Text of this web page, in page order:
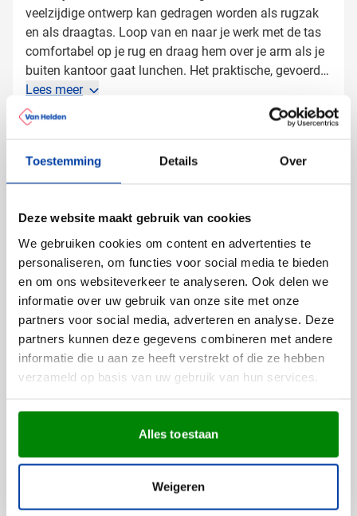
Toestemming Details Over
Deze website maakt gebruik van cookies
We gebruiken cookies om content en advertenties te
personaliseren, om functies voor social media te bieden
en om ons websiteverkeer te analyseren. Ook delen we
informatie over uw gebruik van onze site met onze
partners voor social media, adverteren en analyse. Deze
partners kunnen deze gegevens combineren met andere
informatie die u aan ze heeft verstrekt of die ze hebben
verzameld op basis van uw gebruik van hun services.
Alles toestaan
Weigeren
veelzijdige ontwerp kan gedragen worden als rugzak
en als draagtas. Loop van en naar je werk met de tas
comfortabel op je rug en draag hem over je arm als je
buiten kantoor gaat lunchen. Het praktische, gevoerde
laptopvak is perfect om je apparaten in op te bergen.
Je kunt de tas ook aan het frame van je fiets
bevestigen. De perfecte combinatie van praktisch en
totaal 17 inch. Denk eraan dat de afmetingen van het
scherm niet hetzelfde zijn als die van de gehele laptop.
Lees meer
Productnummer
898612
Inhoud
23000 ml
Materiaal
Polyester, PU
Afmetingen
30 cm x 10 cm x 40 cm (l
x b x h)
Anderen bekeken ook
Verrekijker Look-o | 10x42
vergroting | Draagband | Met
doekje
Bedrukken vanaf 3 stuks